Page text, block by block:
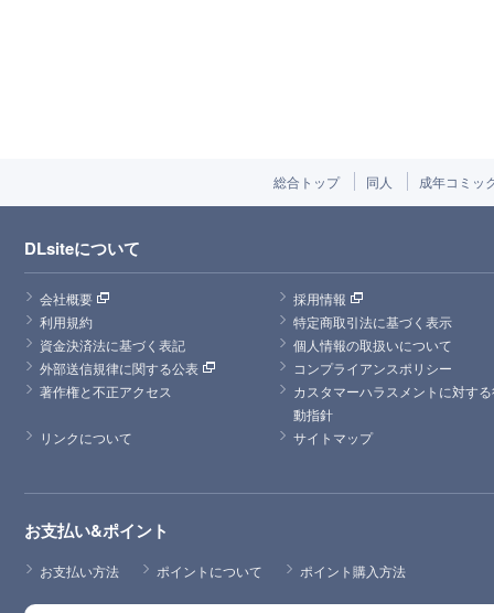
総合トップ 同人 成年コミッ
DLsiteについて
会社概要
採用情報
利用規約
特定商取引法に基づく表示
資金決済法に基づく表記
個人情報の取扱いについて
外部送信規律に関する公表
コンプライアンスポリシー
著作権と不正アクセス
カスタマーハラスメントに対す
動指針
リンクについて
サイトマップ
お支払い&ポイント
お支払い方法 ポイントについて ポイント購入方法